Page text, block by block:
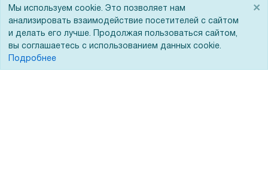
Помощь
Вопрос-ответ
Мы используем cookie. Это позволяет нам
анализировать взаимодействие посетителей с сайтом
и делать его лучше. Продолжая пользоваться сайтом,
вы соглашаетесь с использованием данных cookie.
Подробнее
×